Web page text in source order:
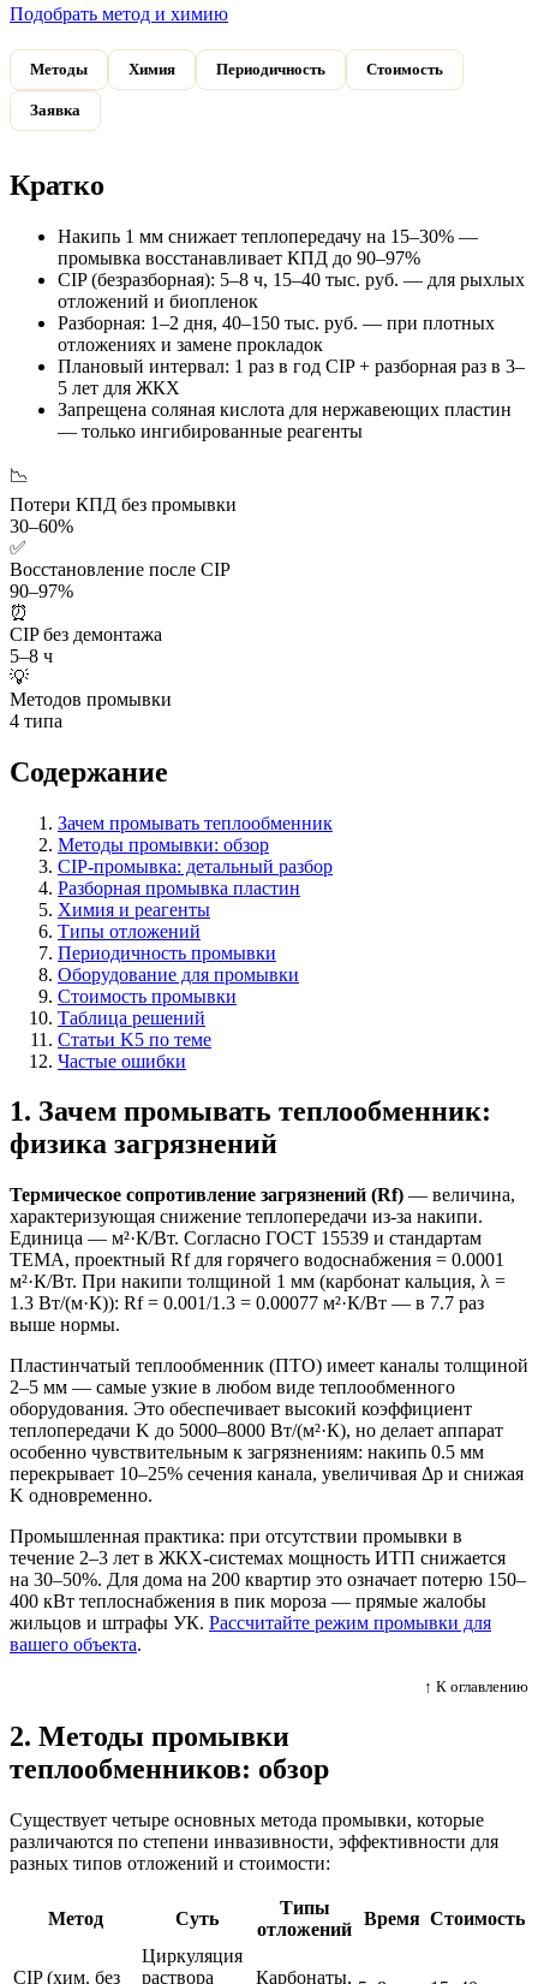
Подобрать метод и химию
Методы Химия Периодичность Стоимость
Заявка
Кратко
Накипь 1 мм снижает теплопередачу на 15–30% —
промывка восстанавливает КПД до 90–97%
CIP (безразборная): 5–8 ч, 15–40 тыс. руб. — для рыхлых
отложений и биопленок
Разборная: 1–2 дня, 40–150 тыс. руб. — при плотных
отложениях и замене прокладок
Плановый интервал: 1 раз в год CIP + разборная раз в 3–
5 лет для ЖКХ
Запрещена соляная кислота для нержавеющих пластин
— только ингибированные реагенты
📉
Потери КПД без промывки
30–60%
✅
Восстановление после CIP
90–97%
⏰
CIP без демонтажа
5–8 ч
💡
Методов промывки
4 типа
Содержание
Зачем промывать теплообменник
Методы промывки: обзор
CIP-промывка: детальный разбор
Разборная промывка пластин
Химия и реагенты
Типы отложений
Периодичность промывки
Оборудование для промывки
Стоимость промывки
Таблица решений
Статьи K5 по теме
Частые ошибки
1. Зачем промывать теплообменник:
физика загрязнений
Термическое сопротивление загрязнений (Rf) — величина,
характеризующая снижение теплопередачи из-за накипи.
Единица — м²·К/Вт. Согласно ГОСТ 15539 и стандартам
TEMA, проектный Rf для горячего водоснабжения = 0.0001
м²·К/Вт. При накипи толщиной 1 мм (карбонат кальция, λ =
1.3 Вт/(м·К)): Rf = 0.001/1.3 = 0.00077 м²·К/Вт — в 7.7 раз
выше нормы.
Пластинчатый теплообменник (ПТО) имеет каналы толщиной
2–5 мм — самые узкие в любом виде теплообменного
оборудования. Это обеспечивает высокий коэффициент
теплопередачи K до 5000–8000 Вт/(м²·К), но делает аппарат
особенно чувствительным к загрязнениям: накипь 0.5 мм
перекрывает 10–25% сечения канала, увеличивая Δp и снижая
K одновременно.
Промышленная практика: при отсутствии промывки в
течение 2–3 лет в ЖКХ-системах мощность ИТП снижается
на 30–50%. Для дома на 200 квартир это означает потерю 150–
400 кВт теплоснабжения в пик мороза — прямые жалобы
жильцов и штрафы УК. Рассчитайте режим промывки для
вашего объекта.
↑ К оглавлению
2. Методы промывки
теплообменников: обзор
Существует четыре основных метода промывки, которые
различаются по степени инвазивности, эффективности для
разных типов отложений и стоимости:
Метод Суть
Типы
отложений
Время Стоимость
CIP (хим. без
Циркуляция
раствора
Карбонаты,